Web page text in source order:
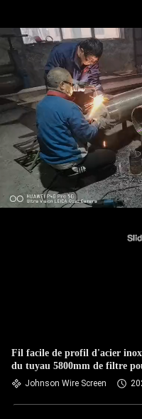
Fil facile de profil d'acier
du tuyau 5800mm de filtre
Johnson Wire Screen